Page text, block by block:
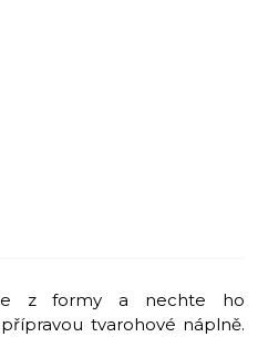
z formy a nechte ho
tvarohové náplně.